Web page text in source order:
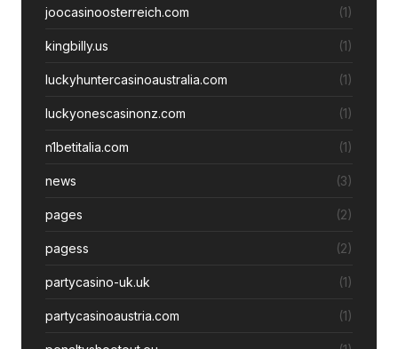
joocasinoosterreich.com (1)
kingbilly.us (1)
luckyhuntercasinoaustralia.com (1)
luckyonescasinonz.com (1)
n1betitalia.com (1)
news (3)
pages (2)
pagess (2)
partycasino-uk.uk (1)
partycasinoaustria.com (1)